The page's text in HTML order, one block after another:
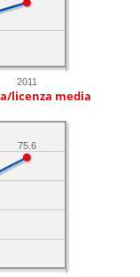
2011
licenza media
75.6